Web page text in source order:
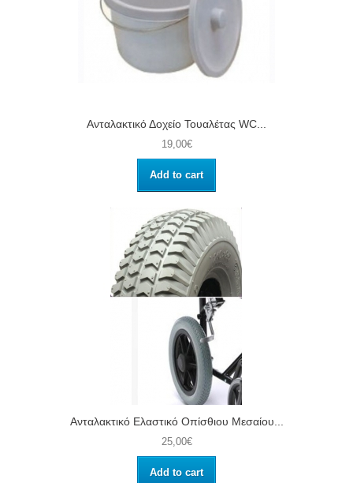
Ανταλακτικό Δοχείο Τουαλέτας WC...
19,00€
Add to cart
Ανταλακτικό Ελαστικό Οπίσθιου Μεσαίου...
25,00€
Add to cart